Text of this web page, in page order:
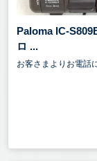
Paloma IC-
ロ ...
お客さまよりお電話